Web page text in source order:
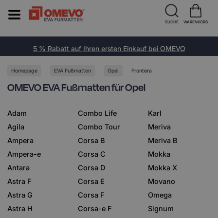
5 % Rabatt auf Ihren ersten Einkauf bei OMEVO
Homepage EVA Fußmatten Opel Frontera
OMEVO EVA Fußmatten für Opel
Adam
Agila
Ampera
Ampera-e
Antara
Astra F
Astra G
Astra H
Combo Life
Combo Tour
Corsa B
Corsa C
Corsa D
Corsa E
Corsa F
Corsa-e F
Karl
Meriva
Meriva B
Mokka
Mokka X
Movano
Omega
Signum
SUCHE WARENKORB